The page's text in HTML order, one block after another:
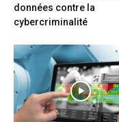
données contre la
cybercriminalité